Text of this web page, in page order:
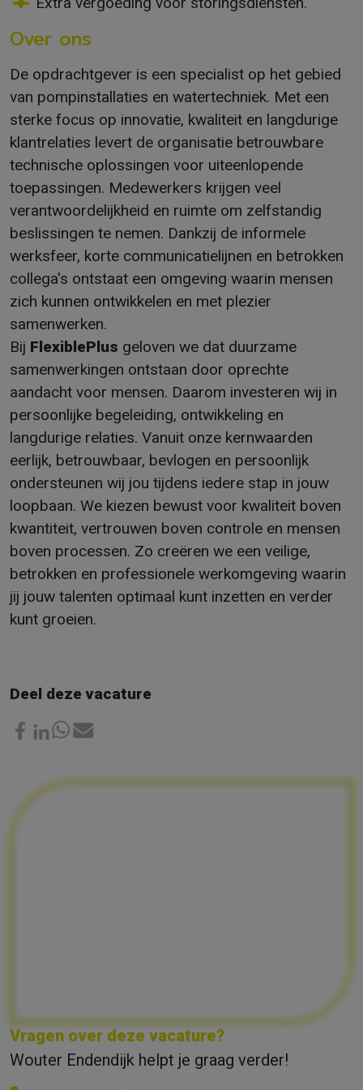
Over ons
De opdrachtgever is een specialist op het gebied
van pompinstallaties en watertechniek. Met een
sterke focus op innovatie, kwaliteit en langdurige
klantrelaties levert de organisatie betrouwbare
technische oplossingen voor uiteenlopende
toepassingen. Medewerkers krijgen veel
verantwoordelijkheid en ruimte om zelfstandig
beslissingen te nemen. Dankzij de informele
werksfeer, korte communicatielijnen en betrokken
collega's ontstaat een omgeving waarin mensen
zich kunnen ontwikkelen en met plezier
samenwerken.
Bij FlexiblePlus geloven we dat duurzame
samenwerkingen ontstaan door oprechte
aandacht voor mensen. Daarom investeren wij in
persoonlijke begeleiding, ontwikkeling en
langdurige relaties. Vanuit onze kernwaarden
eerlijk, betrouwbaar, bevlogen en persoonlijk
ondersteunen wij jou tijdens iedere stap in jouw
loopbaan. We kiezen bewust voor kwaliteit boven
kwantiteit, vertrouwen boven controle en mensen
boven processen. Zo creëren we een veilige,
betrokken en professionele werkomgeving waarin
jij jouw talenten optimaal kunt inzetten en verder
kunt groeien.
Deel deze vacature
Vragen over deze vacature?
Wouter Endendijk helpt je graag verder!